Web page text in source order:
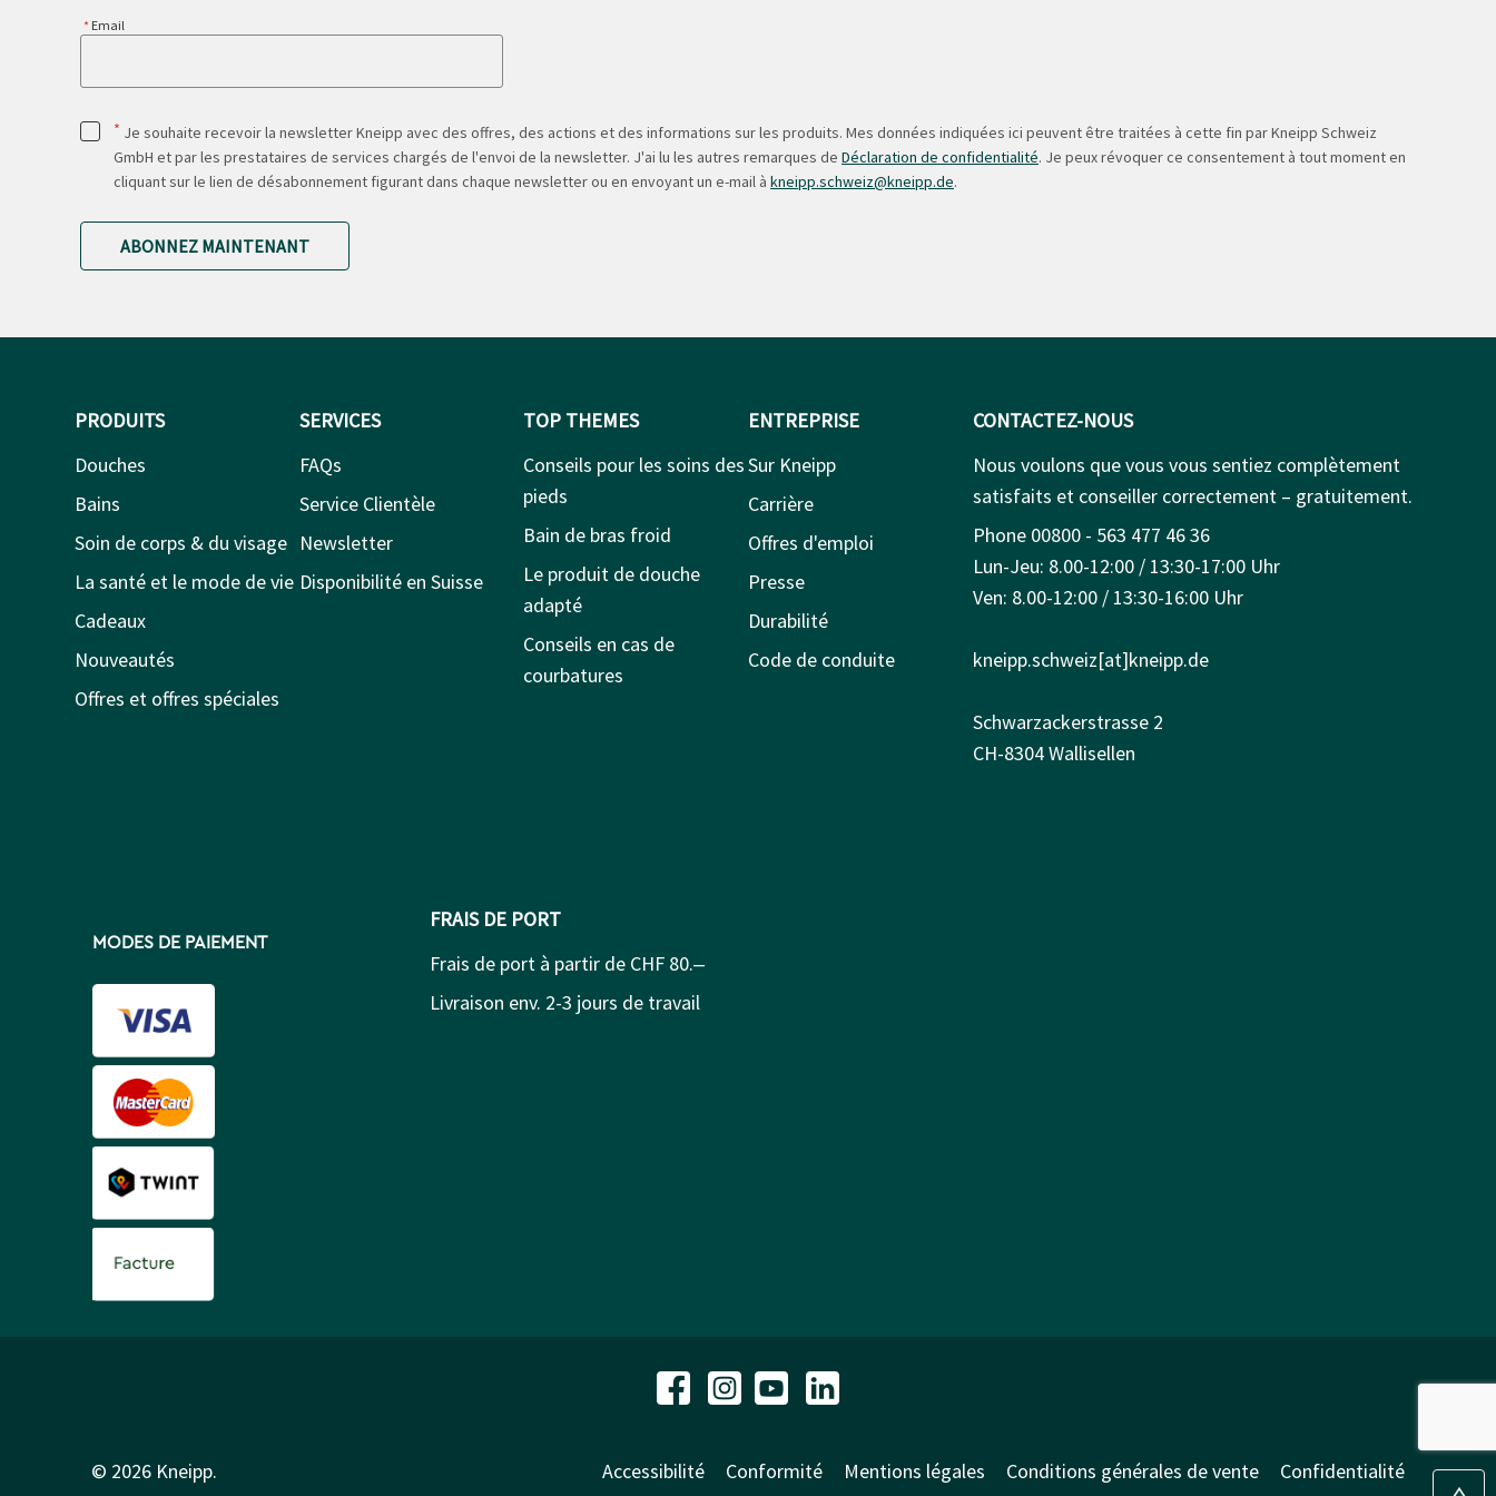
Email
* Je souhaite recevoir la newsletter Kneipp avec des offres, des actions et des informations sur les produits. Mes données indiquées ici peuvent être traitées à cette fin par Kneipp Schweiz
GmbH et par les prestataires de services chargés de l'envoi de la newsletter. J'ai lu les autres remarques de Déclaration de confidentialité. Je peux révoquer ce consentement à tout moment en
cliquant sur le lien de désabonnement figurant dans chaque newsletter ou en envoyant un e-mail à kneipp.schweiz@kneipp.de.
ABONNEZ MAINTENANT
PRODUITS
Douches
Bains
Soin de corps & du visage
La santé et le mode de vie
Cadeaux
Nouveautés
Offres et offres spéciales
SERVICES
FAQs
Service Clientèle
Newsletter
Disponibilité en Suisse
TOP THEMES
Conseils pour les soins des
pieds
Bain de bras froid
Le produit de douche
adapté
Conseils en cas de
courbatures
ENTREPRISE
Sur Kneipp
Carrière
Offres d'emploi
Presse
Durabilité
Code de conduite
CONTACTEZ-NOUS
Nous voulons que vous vous sentiez complètement
satisfaits et conseiller correctement – gratuitement.
Phone 00800 - 563 477 46 36
Lun-Jeu: 8.00-12:00 / 13:30-17:00 Uhr
Ven: 8.00-12:00 / 13:30-16:00 Uhr
kneipp.schweiz[at]kneipp.de
Schwarzackerstrasse 2
CH-8304 Wallisellen
MODES DE PAIEMENT
FRAIS DE PORT
Frais de port à partir de CHF 80.‒
Livraison env. 2-3 jours de travail
© 2026 Kneipp. Accessibilité Conformité Mentions légales Conditions générales de vente Confidentialité